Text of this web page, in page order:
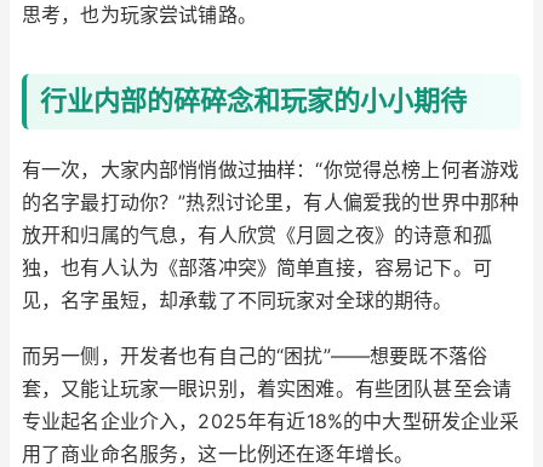
思考，也为玩家尝试铺路。
行业内部的碎碎念和玩家的小小期待
有一次，大家内部悄悄做过抽样：“你觉得总榜上何者游戏
的名字最打动你？”热烈讨论里，有人偏爱我的世界中那种
放开和归属的气息，有人欣赏《月圆之夜》的诗意和孤
独，也有人认为《部落冲突》简单直接，容易记下。可
见，名字虽短，却承载了不同玩家对全球的期待。
而另一侧，开发者也有自己的“困扰”——想要既不落俗
套，又能让玩家一眼识别，着实困难。有些团队甚至会请
专业起名企业介入，2025年有近18%的中大型研发企业采
用了商业命名服务，这一比例还在逐年增长。